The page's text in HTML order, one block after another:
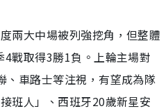
兩大中場被列強挖角，但整體
戰取得3勝1負。上輪主場對
、車路士等注視，有望成為隊
班人」、西班牙20歲新星安